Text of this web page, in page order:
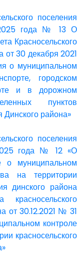
поселения
года № 13 О
Красносельского
от 30 декабря 2021
о муниципальном
городском
и в дорожном
пунктов
Динского района»
поселения
года № 12 «О
о муниципальном
на территории
динского района
от 30.12.2021 № 31
контроле
красносельского